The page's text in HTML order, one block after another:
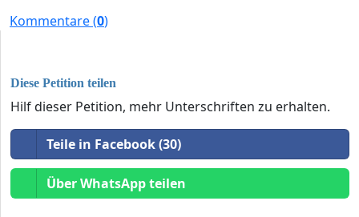
Kommentare (0)
Diese Petition teilen
Hilf dieser Petition, mehr Unterschriften zu erhalten.
Teile in Facebook (30)
Über WhatsApp teilen